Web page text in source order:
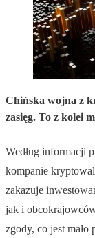
Chińska wojna z
zasięg. To z kolei
Według informacji
kompanie
zakazuje
jak i
zgody, co jest